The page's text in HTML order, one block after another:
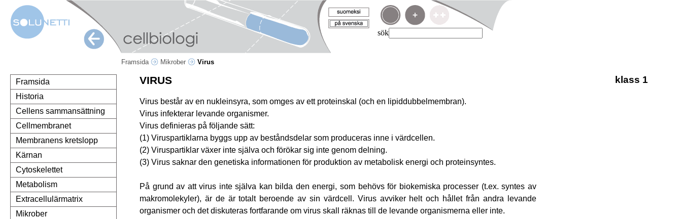
sök
Framsida Mikrober Virus
Framsida
Historia
Cellens sammansättning
Cellmembranet
Membranens kretslopp
Kärnan
Cytoskelettet
Metabolism
Extracellulärmatrix
Mikrober
klass 1
VIRUS
Virus består av en nukleinsyra, som omges av ett proteinskal (och en lipiddubbelmembran).
Virus infekterar levande organismer.
Virus definieras på följande sätt:
(1) Viruspartiklarna byggs upp av beståndsdelar som produceras inne i värdcellen.
(2) Viruspartiklar växer inte själva och förökar sig inte genom delning.
(3) Virus saknar den genetiska informationen för produktion av metabolisk energi och proteinsyntes.
På grund av att virus inte själva kan bilda den energi, som behövs för biokemiska processer (t.ex. syntes av
makromolekyler), är de är totalt beroende av sin värdcell. Virus avviker helt och hållet från andra levande
organismer och det diskuteras fortfarande om virus skall räknas till de levande organismerna eller inte.